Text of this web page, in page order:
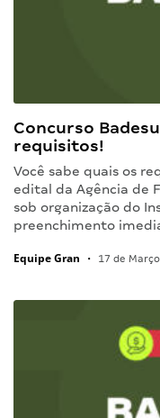
Concurso
requisitos!
Você sabe quais os
edital da Agência de
sob organização do
preenchimento
Equipe Gran • 17 de Março